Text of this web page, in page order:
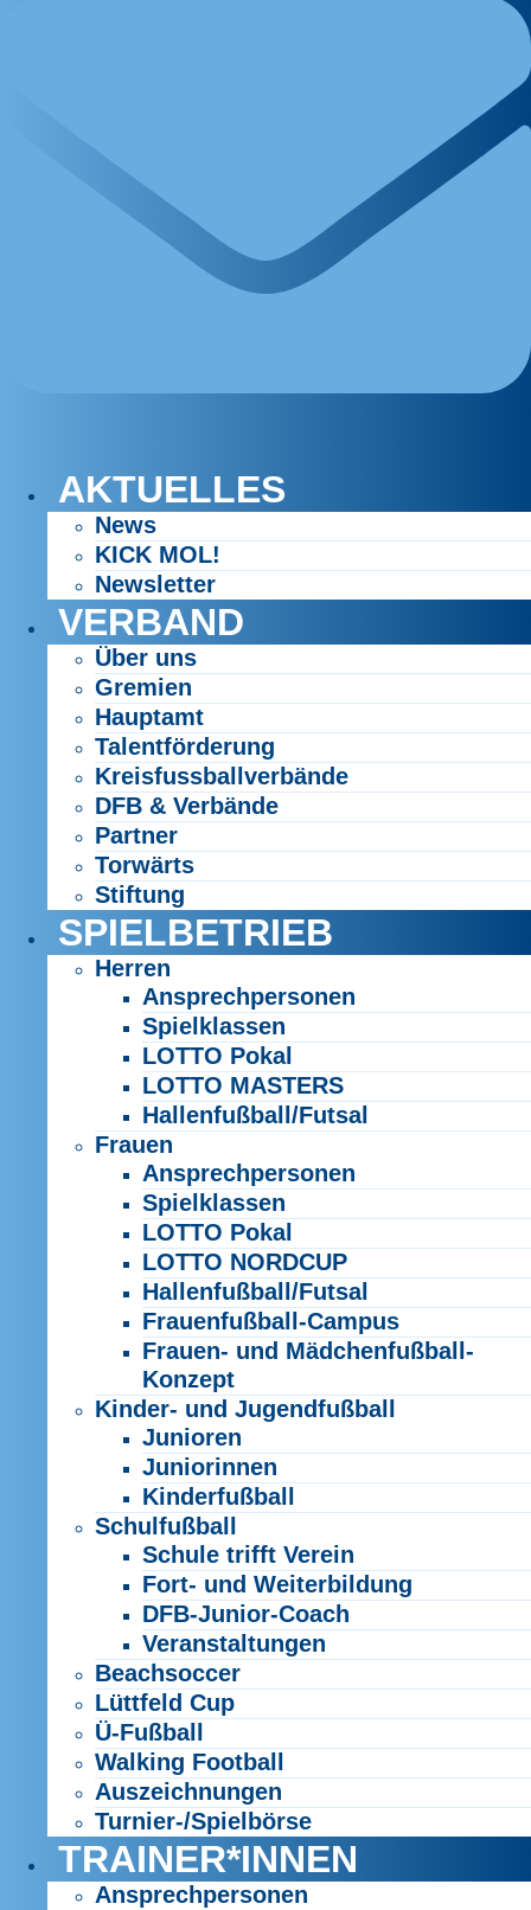
AKTUELLES
News
KICK MOL!
Newsletter
VERBAND
Über uns
Gremien
Hauptamt
Talentförderung
Kreisfussballverbände
DFB & Verbände
Partner
Torwärts
Stiftung
SPIELBETRIEB
Herren
Ansprechpersonen
Spielklassen
LOTTO Pokal
LOTTO MASTERS
Hallenfußball/Futsal
Frauen
Ansprechpersonen
Spielklassen
LOTTO Pokal
LOTTO NORDCUP
Hallenfußball/Futsal
Frauenfußball-Campus
Frauen- und Mädchenfußball-
Konzept
Kinder- und Jugendfußball
Junioren
Juniorinnen
Kinderfußball
Schulfußball
Schule trifft Verein
Fort- und Weiterbildung
DFB-Junior-Coach
Veranstaltungen
Beachsoccer
Lüttfeld Cup
Ü-Fußball
Walking Football
Auszeichnungen
Turnier-/Spielbörse
TRAINER*INNEN
Ansprechpersonen